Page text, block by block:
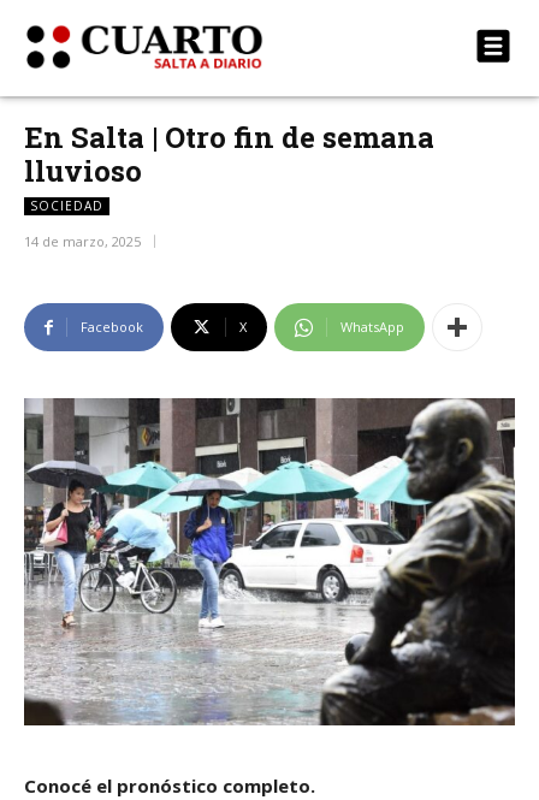
En Salta | Otro fin de semana
lluvioso
SOCIEDAD
14 de marzo, 2025
Facebook X WhatsApp
Conocé el pronóstico completo.